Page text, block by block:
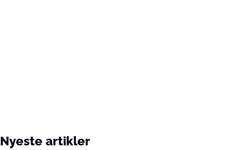
Nyeste artikler